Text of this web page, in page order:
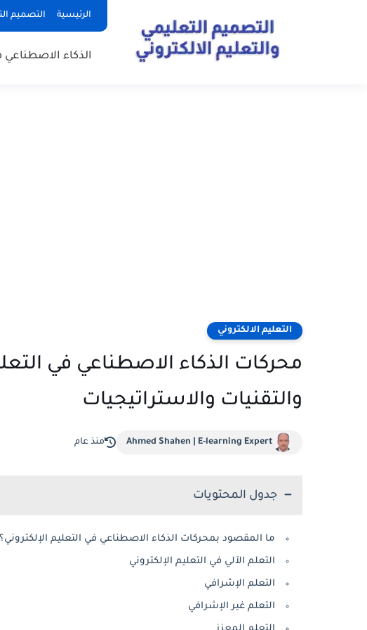
الرئيسية التصميم
الذكاء الاصطناعي
التعليم الالكتروني
محركات الذكاء الاصطناعي في
والتقنيات والاستراتيجيات
Ahmed Shahen | E-learning Expert منذ عام
جدول المحتويات
ما المقصود بمحركات الذكاء الاصطناعي في التعليم الإلكتروني؟
التعلم الآلي في التعليم الإلكتروني
التعلم الإشرافي
التعلم غير الإشرافي